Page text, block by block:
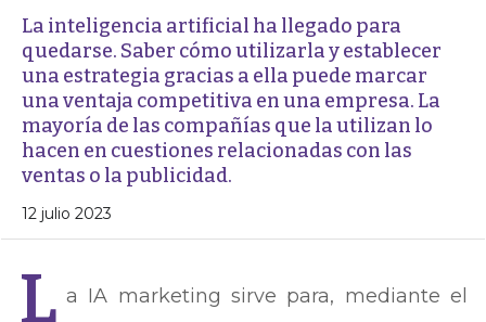
La inteligencia artificial ha llegado para
quedarse. Saber cómo utilizarla y establecer
una estrategia gracias a ella puede marcar
una ventaja competitiva en una empresa. La
mayoría de las compañías que la utilizan lo
hacen en cuestiones relacionadas con las
ventas o la publicidad.
12 julio 2023
L a IA marketing sirve para, mediante el